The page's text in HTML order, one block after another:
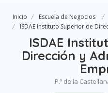
Inicio Escuela de Negocios
ISDAE Instituto Superior de
ISDAE
Dirección y
P.º de la